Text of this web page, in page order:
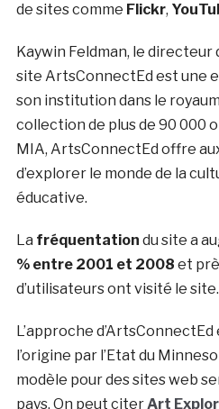
de sites comme Flickr,
Kaywin Feldman, le directeur
site ArtsConnectEd est une
son institution dans le
collection de plus de 90 000
MIA, ArtsConnectEd offre
d’explorer le monde de la
éducative.
La fréquentation du site a
% entre 2001 et 2008 et
d’utilisateurs ont visité le site.
L’approche
l’origine par l’Etat du
modèle pour des sites web
pays. On peut citerArt